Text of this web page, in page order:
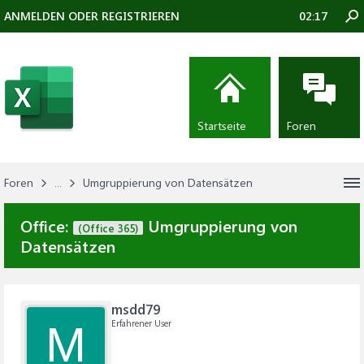
Foren ... Umgruppierung von Datensätzen
Office: (Office 365)
Umgruppierung von
Datensätzen
M
msdd79
Erfahrener User
ANMELDEN ODER REGISTRIEREN 02:17
Startseite Foren